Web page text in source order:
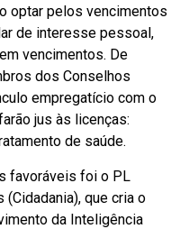
optar pelos vencimentos
de interesse pessoal,
vencimentos. De
dos Conselhos
empregatício com o
jus às licenças:
de saúde.
favoráveis foi o PL
que cria o
da Inteligência